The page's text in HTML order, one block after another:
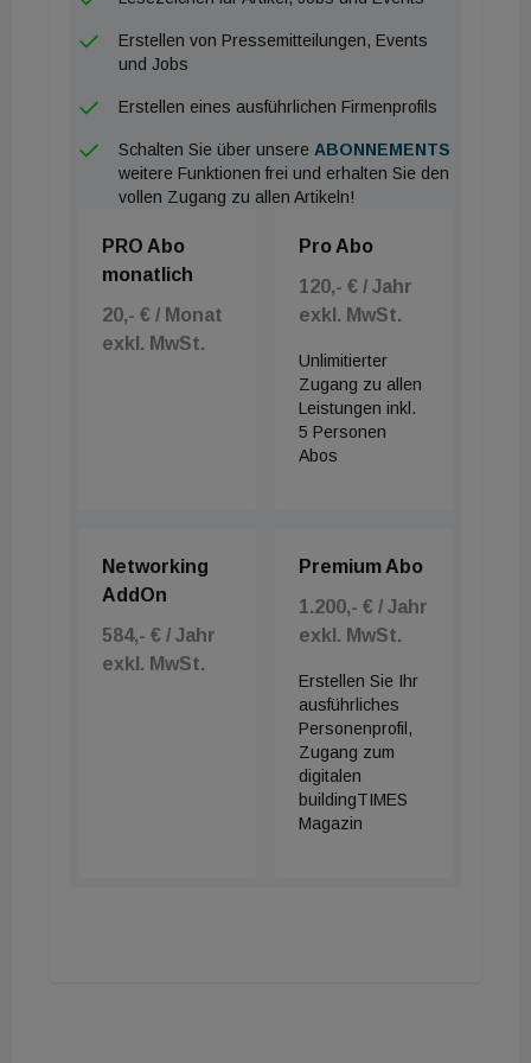
Erstellen von Pressemitteilungen, Events
und Jobs
Erstellen eines ausführlichen Firmenprofils
Schalten Sie über unsere ABONNEMENTS
weitere Funktionen frei und erhalten Sie den
vollen Zugang zu allen Artikeln!
PRO Abo
monatlich
20,- € / Monat
exkl. MwSt.
Pro Abo
120,- € / Jahr
exkl. MwSt.
Unlimitierter
Zugang zu allen
Leistungen inkl.
5 Personen
Abos
Networking
AddOn
584,- € / Jahr
exkl. MwSt.
Premium Abo
1.200,- € / Jahr
exkl. MwSt.
Erstellen Sie Ihr
ausführliches
Personenprofil,
Zugang zum
digitalen
buildingTIMES
Magazin